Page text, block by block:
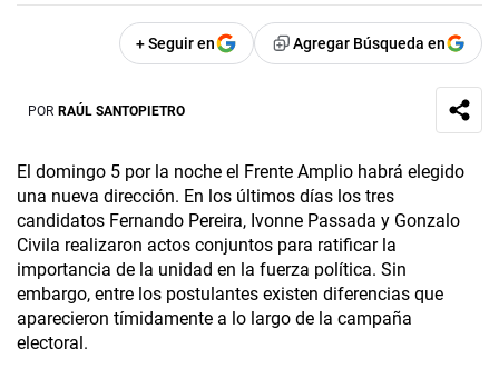
+ Seguir en Agregar Búsqueda en
POR RAÚL SANTOPIETRO
El domingo 5 por la noche el Frente Amplio habrá elegido
una nueva dirección. En los últimos días los tres
candidatos Fernando Pereira, Ivonne Passada y Gonzalo
Civila realizaron actos conjuntos para ratificar la
importancia de la unidad en la fuerza política. Sin
embargo, entre los postulantes existen diferencias que
aparecieron tímidamente a lo largo de la campaña
electoral.